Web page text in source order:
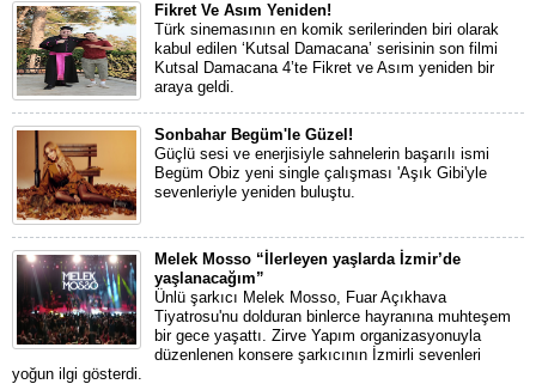
Fikret Ve Asım Yeniden!
Türk sinemasının en komik serilerinden biri olarak
kabul edilen ‘Kutsal Damacana’ serisinin son filmi
Kutsal Damacana 4’te Fikret ve Asım yeniden bir
araya geldi.
Sonbahar Begüm'le Güzel!
Güçlü sesi ve enerjisiyle sahnelerin başarılı ismi
Begüm Obiz yeni single çalışması 'Aşık Gibi'yle
sevenleriyle yeniden buluştu.
Melek Mosso “İlerleyen yaşlarda İzmir’de
yaşlanacağım”
Ünlü şarkıcı Melek Mosso, Fuar Açıkhava
Tiyatrosu'nu dolduran binlerce hayranına muhteşem
bir gece yaşattı. Zirve Yapım organizasyonuyla
düzenlenen konsere şarkıcının İzmirli sevenleri
yoğun ilgi gösterdi.